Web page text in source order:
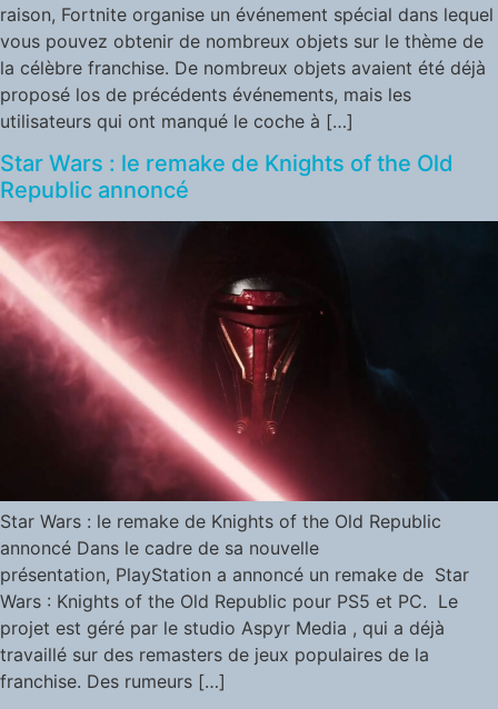
raison, Fortnite organise un événement spécial dans lequel
vous pouvez obtenir de nombreux objets sur le thème de
la célèbre franchise. De nombreux objets avaient été déjà
proposé los de précédents événements, mais les
utilisateurs qui ont manqué le coche à […]
Star Wars : le remake de Knights of the Old
Republic annoncé
Star Wars : le remake de Knights of the Old Republic
annoncé Dans le cadre de sa nouvelle
présentation, PlayStation a annoncé un remake de Star
Wars : Knights of the Old Republic pour PS5 et PC. Le
projet est géré par le studio Aspyr Media , qui a déjà
travaillé sur des remasters de jeux populaires de la
franchise. Des rumeurs […]